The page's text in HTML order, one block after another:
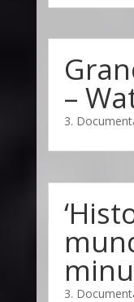
–
3.
3.